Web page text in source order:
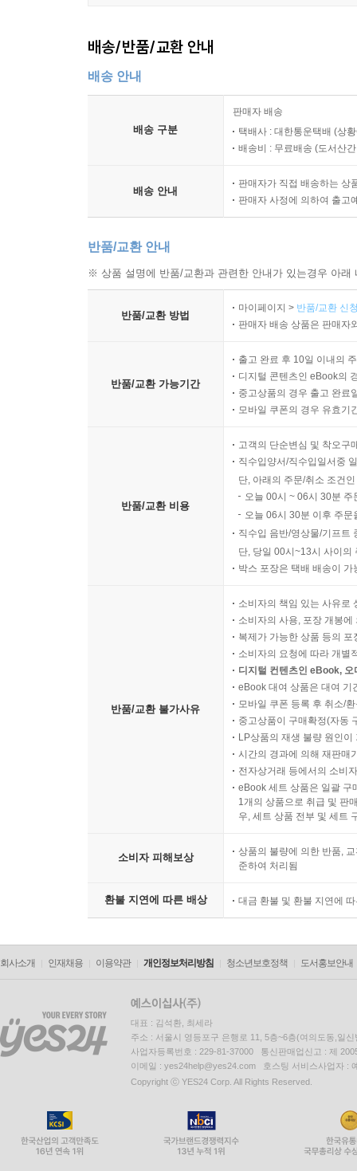
배송/반품/교환 안내
배송 안내
배송 구분
판매자 배송
택배사 : 대한통운택배 (상
배송비 : 무료배송 (도서산
배송 안내
판매자가 직접 배송하는 상
판매자 사정에 의하여 출고
반품/교환 안내
※ 상품 설명에 반품/교환과 관련한 안내가 있는경우 아
반품/교환 방법
마이페이지 > 반품/교환 신
판매자 배송 상품은 판매자
반품/교환 가능기간
출고 완료 후 10일 이내의
디지털 콘텐츠인 eBook의
중고상품의 경우 출고 완료
모바일 쿠폰의 경우 유효기
반품/교환 비용
고객의 단순변심 및 착오구
직수입양서/직수입일서중
단, 아래의 주문/취소 조건
오늘 00시 ~ 06시 30분
오늘 06시 30분 이후 주
직수입 음반/영상물/기프트
단, 당일 00시~13시 사이의
박스 포장은 택배 배송이
반품/교환 불가사유
소비자의 책임 있는 사유로
소비자의 사용, 포장 개봉
복제가 가능한 상품 등의
소비자의 요청에 따라 개별
디지털 컨텐츠인 eBook,
eBook 대여 상품은 대여 기
모바일 쿠폰 등록 후 취소/
중고상품이 구매확정(자동
LP상품의 재생 불량 원인
시간의 경과에 의해 재판매
전자상거래 등에서의 소비
eBook 세트 상품은 일괄 구
1개의 상품으로 취급 및 판
우, 세트 상품 전부 및 세트
소비자 피해보상
상품의 불량에 의한 반품,
준하여 처리됨
환불 지연에 따른 배상 대금 환불 및 환불 지연에
회사소개 인재채용 이용약관 개인정보처리방침 청소년보호정책 도서홍보안내
대표 : 김석환, 최세라
주소 : 서울시 영등포구 은행로 11, 5층~6층(여의도동,일신
사업자등록번호 : 229-81-37000 통신판매업신고 : 제
이메일 : yes24help@yes24.com 호스팅 서비스사업자 :
Copyright ⓒ YES24 Corp. All Rights Reserved.